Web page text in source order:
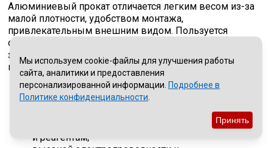
Алюминиевый прокат отличается легким весом из-за
малой плотности, удобством монтажа,
привлекательным внешним видом. Пользуется
спросом у строительных компаний, частных
застройщиков, представителей промышленных
предприятий благодаря его свойствам:
стойкости к коррозии;
возможности эксплуатации во влажных и
инертности ко многим химическим соединениям
и реагентам;
Мы используем cookie-файлы для улучшения работы
сайта, аналитики и предоставления
персонализированной информации. Подробнее в
Политике конфиденциальности
Принять